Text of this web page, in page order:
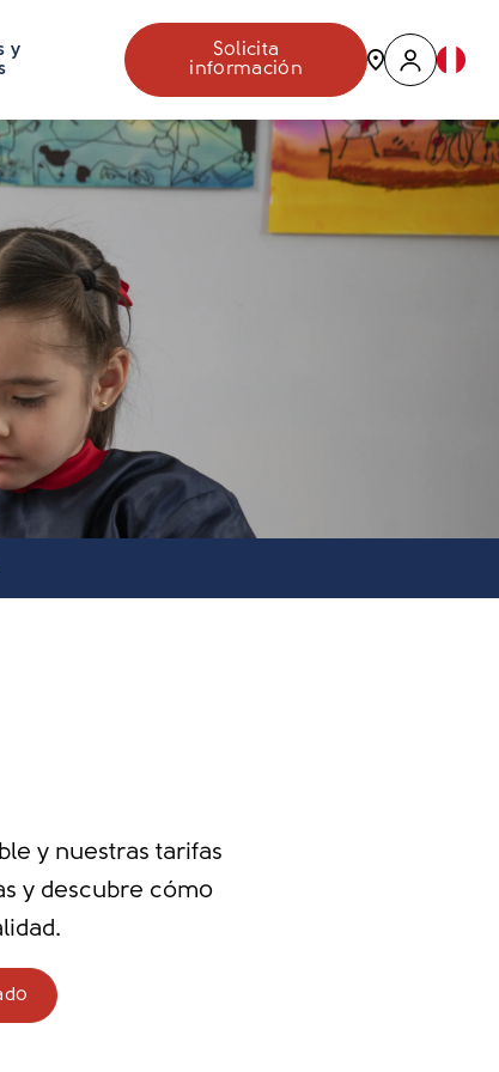
y
Solicita
información
y nuestras tarifas
y descubre cómo